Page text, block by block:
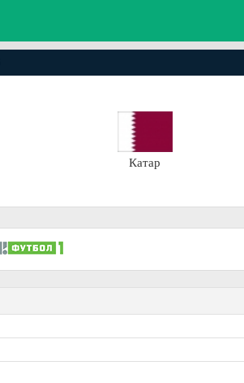
Катар